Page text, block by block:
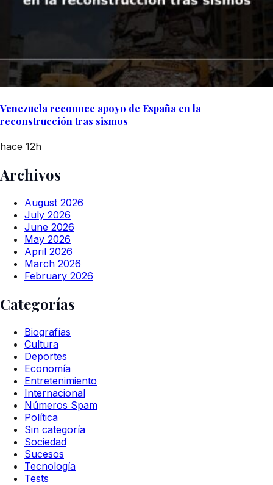
Venezuela reconoce apoyo de España en la
reconstrucción tras sismos
hace 12h
Archivos
August 2026
July 2026
June 2026
May 2026
April 2026
March 2026
February 2026
Categorías
Biografías
Cultura
Deportes
Economía
Entretenimiento
Internacional
Números Spam
Política
Sin categoría
Sociedad
Sucesos
Tecnología
Tests